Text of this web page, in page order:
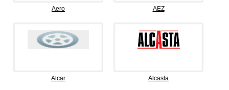
Aero AEZ
Alcar Alcasta